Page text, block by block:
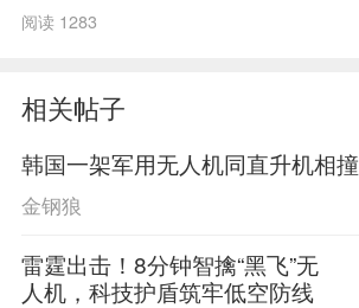
阅读 1283
相关帖子
韩国一架军用无人机同直升机相撞
金钢狼
雷霆出击！8分钟智擒“黑飞”无
人机，科技护盾筑牢低空防线